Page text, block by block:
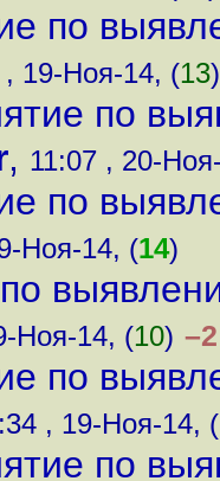
по
, 19-Ноя-14, (13)
по
, 11:07 , 20-
по
Ноя-14, (14)
Ноя-14, (10) –2
по
, 19-Ноя-14, (
по